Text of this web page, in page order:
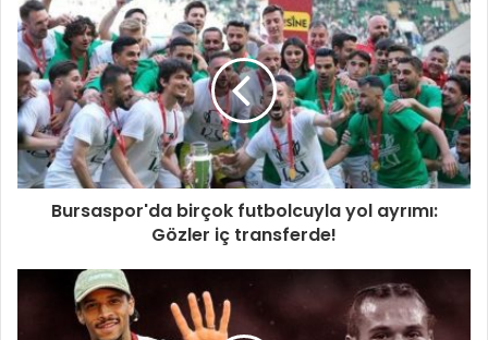
Bursaspor'da birçok futbolcuyla yol ayrımı:
Gözler iç transferde!